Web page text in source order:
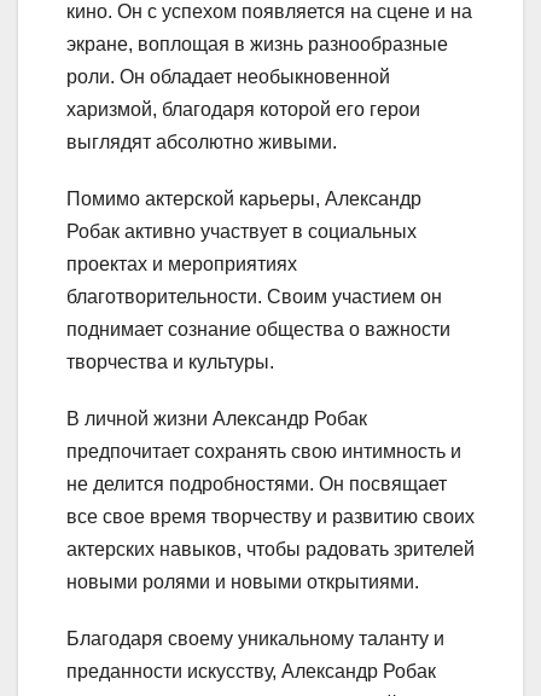
кино. Он с успехом появляется на сцене и на
экране, воплощая в жизнь разнообразные
роли. Он обладает необыкновенной
харизмой, благодаря которой его герои
выглядят абсолютно живыми.
Помимо актерской карьеры, Александр
Робак активно участвует в социальных
проектах и мероприятиях
благотворительности. Своим участием он
поднимает сознание общества о важности
творчества и культуры.
В личной жизни Александр Робак
предпочитает сохранять свою интимность и
не делится подробностями. Он посвящает
все свое время творчеству и развитию своих
актерских навыков, чтобы радовать зрителей
новыми ролями и новыми открытиями.
Благодаря своему уникальному таланту и
преданности искусству, Александр Робак